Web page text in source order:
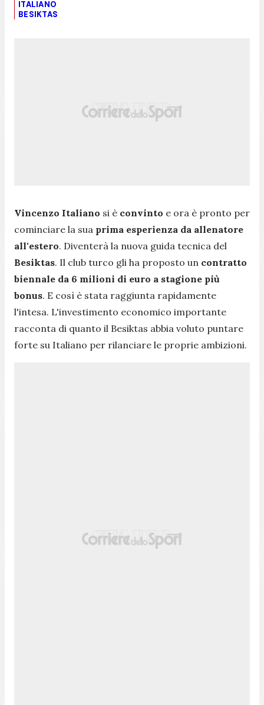
ITALIANO
BESIKTAS
Vincenzo Italiano si è convinto e ora è pronto per
cominciare la sua prima esperienza da allenatore
all'estero. Diventerà la nuova guida tecnica del
Besiktas. Il club turco gli ha proposto un contratto
biennale da 6 milioni di euro a stagione più
bonus. E così è stata raggiunta rapidamente
l'intesa. L'investimento economico importante
racconta di quanto il Besiktas abbia voluto puntare
forte su Italiano per rilanciare le proprie ambizioni.